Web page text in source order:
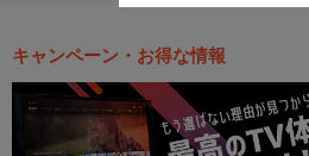
キャンペーン・お得な情報